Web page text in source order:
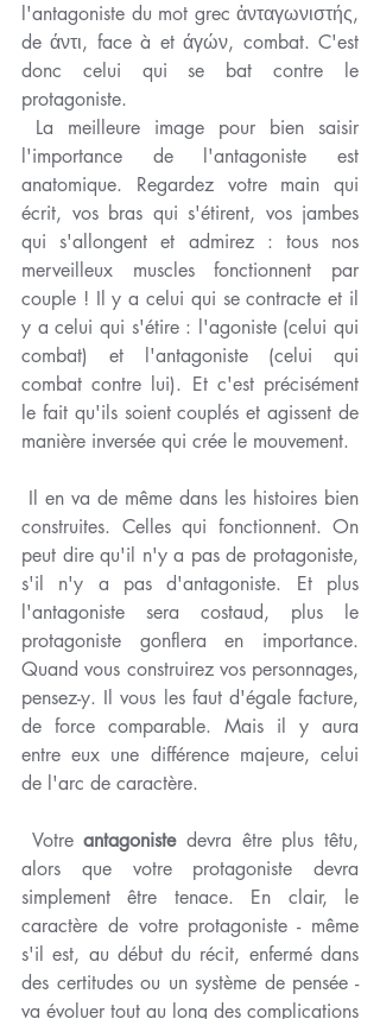
l'antagoniste du mot grec ἀνταγωνιστής,
de άντι, face à et άγών, combat. C'est
donc celui qui se bat contre le
protagoniste.
l'importance de l'antagoniste est
anatomique. Regardez votre main qui
écrit, vos bras qui s'étirent, vos jambes
qui s'allongent et admirez : tous nos
merveilleux muscles fonctionnent par
couple ! Il y a celui qui se contracte et il
y a celui qui s'étire : l'agoniste (celui qui
combat) et l'antagoniste (celui qui
combat contre lui). Et c'est précisément
le fait qu'ils soient couplés et agissent de
manière inversée qui crée le mouvement.
construites. Celles qui fonctionnent. On
peut dire qu'il n'y a pas de protagoniste,
s'il n'y a pas d'antagoniste. Et plus
l'antagoniste sera costaud, plus le
protagoniste gonflera en importance.
Quand vous construirez vos personnages,
pensez-y. Il vous les faut d'égale facture,
de force comparable. Mais il y aura
entre eux une différence majeure, celui
de l'arc de caractère.
Votre antagoniste devra être plus têtu,
alors que votre protagoniste devra
simplement être tenace. En clair, le
caractère de votre protagoniste - même
s'il est, au début du récit, enfermé dans
des certitudes ou un système de pensée -
va évoluer tout au long des complications